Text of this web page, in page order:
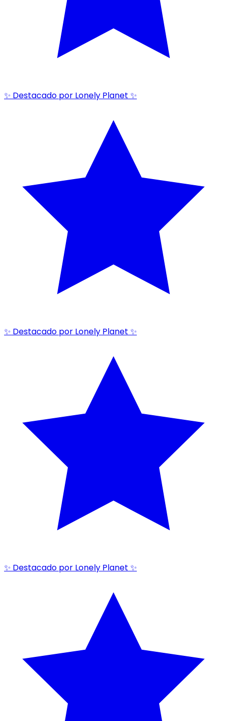
✨ Destacado por Lonely Planet ✨
✨ Destacado por Lonely Planet ✨
✨ Destacado por Lonely Planet ✨